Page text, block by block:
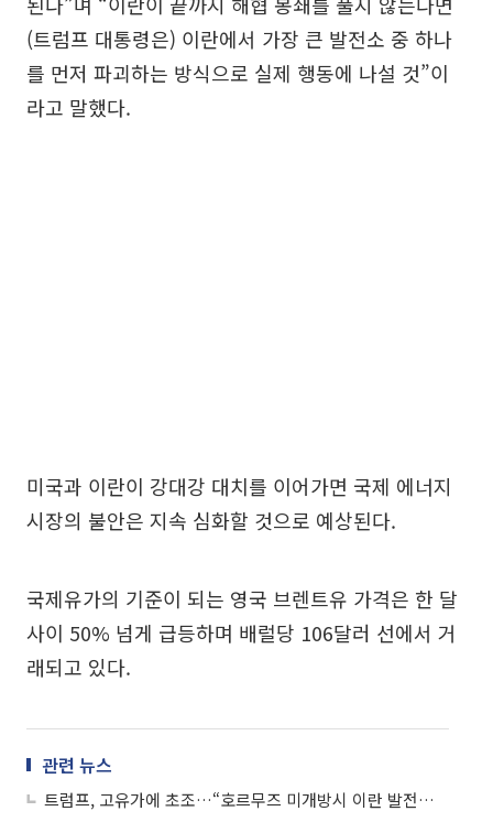
(트럼프 대통령은) 이란에서 가장 큰 발전소 중 하나
를 먼저 파괴하는 방식으로 실제 행동에 나설 것”이
라고 말했다.
미국과 이란이 강대강 대치를 이어가면 국제 에너지
시장의 불안은 지속 심화할 것으로 예상된다.
국제유가의 기준이 되는 영국 브렌트유 가격은 한 달
사이 50% 넘게 급등하며 배럴당 106달러 선에서 거
래되고 있다.
관련 뉴스
트럼프, 고유가에 초조…“호르무즈 미개방시 이란 발전소 초토화”